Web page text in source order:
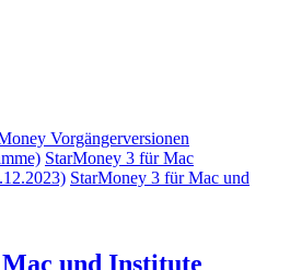
Vorgängerversionen
StarMoney 3 für Mac
StarMoney 3 für Mac und
und Institute